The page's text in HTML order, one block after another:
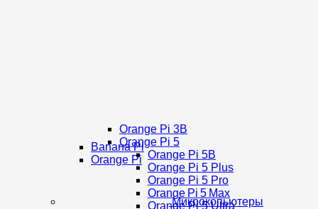
Микрокопьютеры
Banana Pi
Orange Pi
Orange Pi 3B
Orange Pi 5
Orange Pi 5B
Orange Pi 5 Plus
Orange Pi 5 Pro
Orange Pi 5 Max
Orange Pi 5 Ultra